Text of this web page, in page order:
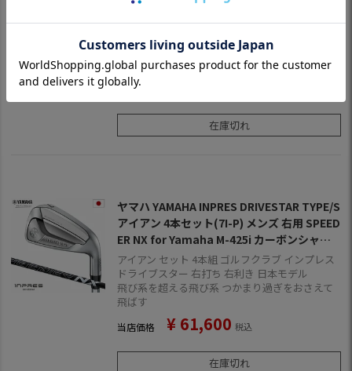
アイアン セット 4本組 ゴルフクラブ インプレス
飛び系を超える飛び系 つかまり過ぎをおさえて
飛ばす
当店価格
在庫切れ
ヤマハ YAMAHA INPRES DRIVESTAR TYPE/S
アイアン 4本セット(7I-P) メンズ 右用 SPEED
ER NX for Yamaha M-425i カーボンシャフ
ト 2025年モデル 日本正規品 ゴルフ ゴルフク
ラブ
アイアン セット 4本組 ゴルフクラブ インプレス
ドライブスター 右打ち 右利き 日本モデル
飛び系を超える飛び系 つかまり過ぎをおさえて
飛ばす
当店価格 ¥ 61,600 税込
在庫切れ